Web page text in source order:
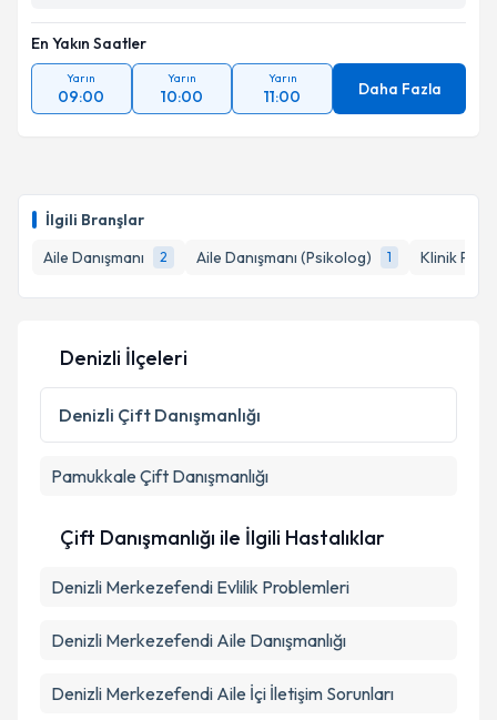
İlgili Branşlar
Aile Danışmanı
2 Aile Danışmanı (Psikolog) 1 Klinik
En Yakın Saatler
Yarın
09:00
Yarın
10:00
Yarın
11:00 Daha Fazla
Denizli İlçeleri
Denizli Çift Danışmanlığı
Pamukkale Çift Danışmanlığı
Çift Danışmanlığı ile İlgili Hastalıklar
Denizli Merkezefendi Evlilik Problemleri
Denizli Merkezefendi Aile Danışmanlığı
Denizli Merkezefendi Aile İçi İletişim Sorunları